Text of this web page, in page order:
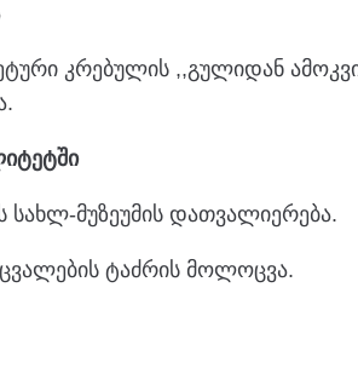
კრებულის ,,გულიდან
სახლ-მუზეუმის დათვალიერება.
ტაძრის მოლოცვა.